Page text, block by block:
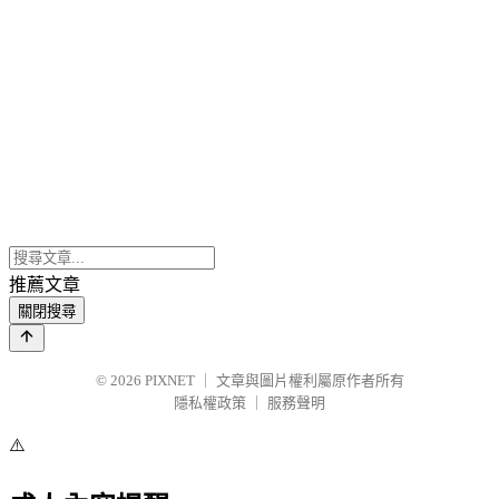
推薦文章
關閉搜尋
© 2026 PIXNET
文章與圖片權利屬原作者所有
隱私權政策
服務聲明
⚠️